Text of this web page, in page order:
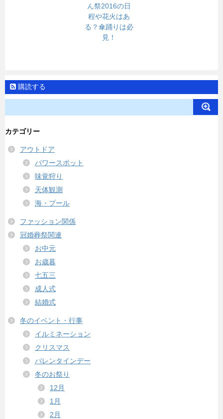
ん祭2016の日
程や花火はあ
る？傘踊りは必
見！
購読する
カテゴリー
アウトドア
パワースポット
味覚狩り
天体観測
海・プール
ファッション関係
冠婚葬祭関連
お中元
お歳暮
七五三
成人式
結婚式
冬のイベント・行事
イルミネーション
クリスマス
バレンタインデー
冬のお祭り
12月
1月
2月